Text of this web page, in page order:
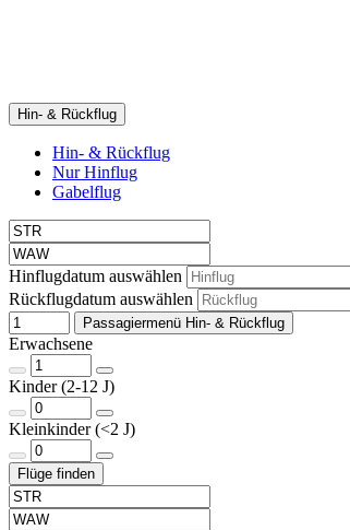
Hin- & Rückflug
Hin- & Rückflug
Nur Hinflug
Gabelflug
Hinflugdatum auswählen
Rückflugdatum auswählen
Passagiermenü Hin- & Rückflug
Erwachsene
Kinder (2-12 J)
Kleinkinder (<2 J)